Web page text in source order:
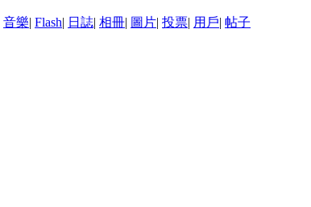
音樂| Flash| 日誌| 相冊| 圖片| 投票| 用戶| 帖子